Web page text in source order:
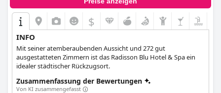
$
INFO
Mit seiner atemberaubenden Aussicht und 272 gut
ausgestatteten Zimmern ist das Radisson Blu Hotel & Spa ein
idealer städtischer Rückzugsort.
Zusammenfassung der Bewertungen
Von KI zusammengefasst